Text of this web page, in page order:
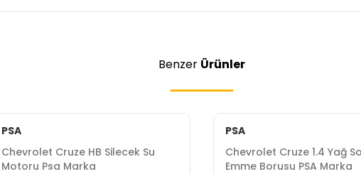
Benzer Ürünler
PSA
Chevrolet Cruze HB Silecek Su
Motoru Psa Marka
PSA
Chevrolet Cruze 1.4 Yağ
Emme Borusu PSA Marka